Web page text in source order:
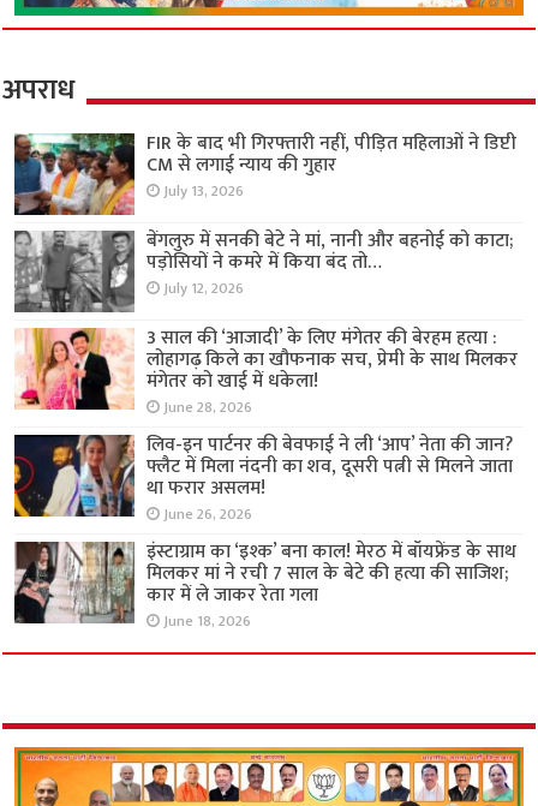
अपराध
FIR के बाद भी गिरफ्तारी नहीं, पीड़ित महिलाओं ने डिप्टी
CM से लगाई न्याय की गुहार
July 13, 2026
बेंगलुरु में सनकी बेटे ने मां, नानी और बहनोई को काटा;
पड़ोसियों ने कमरे में किया बंद तो…
July 12, 2026
3 साल की ‘आजादी’ के लिए मंगेतर की बेरहम हत्या :
लोहागढ़ किले का खौफनाक सच, प्रेमी के साथ मिलकर
मंगेतर को खाई में धकेला!
June 28, 2026
लिव-इन पार्टनर की बेवफाई ने ली ‘आप’ नेता की जान?
फ्लैट में मिला नंदनी का शव, दूसरी पत्नी से मिलने जाता
था फरार असलम!
June 26, 2026
इंस्टाग्राम का ‘इश्क’ बना काल! मेरठ में बॉयफ्रेंड के साथ
मिलकर मां ने रची 7 साल के बेटे की हत्या की साजिश;
कार में ले जाकर रेता गला
June 18, 2026